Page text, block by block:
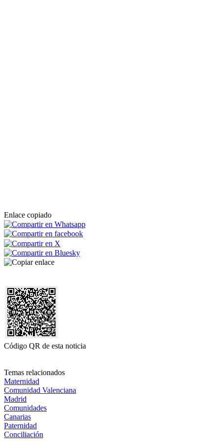
Enlace copiado
Código QR de esta noticia
Temas relacionados
Maternidad
Comunidad Valenciana
Madrid
Comunidades
Canarias
Paternidad
Conciliación